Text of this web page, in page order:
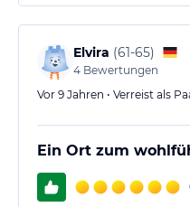
Elvira (61-65)
4 Bewertungen
Vor 9 Jahren • Verreist als
Ein Ort zum